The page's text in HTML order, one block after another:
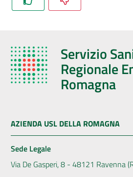
Servizio
Regionale
Romagna
AZIENDA USL DELLA ROMAGNA
Sede Legale
Via De Gasperi, 8 - 48121 Ravenna